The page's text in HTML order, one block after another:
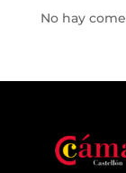
No hay